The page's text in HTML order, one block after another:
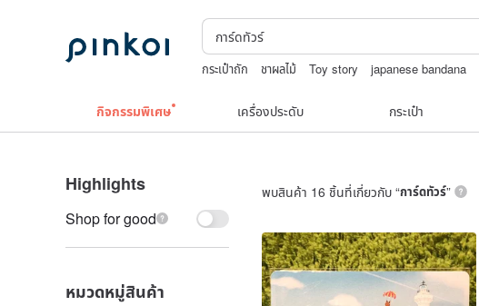
กระเป๋าถัก ชาผลไม้ Toy story japanese bandana
กิจกรรมพิเศษ เครื่องประดับ กระเป๋า
Highlights
Shop for good
หมวดหมู่สินค้า
พบสินค้า 16 ชิ้นที่เกี่ยวกับ “การ์ดทัวร์”